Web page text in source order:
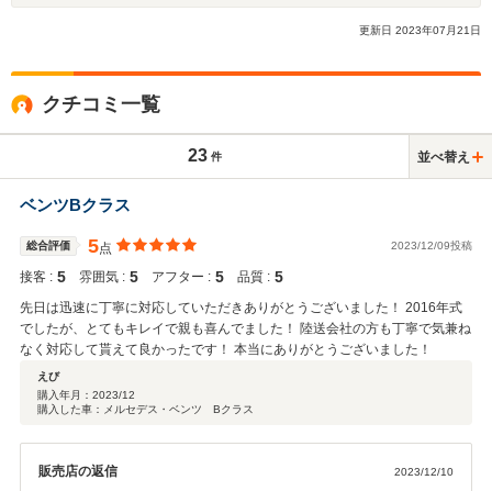
更新日 2023年07 月21 日
クチコミ一覧
23 件 並べ替え
ベンツBクラス
総合評価 5点 2023/12/09投稿
接客 : 5 雰囲気 : 5 アフター : 5 品質 : 5
先日は迅速に丁寧に対応していただきありがとうございました！ 2016年式
でしたが、とてもキレイで親も喜んでました！ 陸送会社の方も丁寧で気兼ね
なく対応して貰えて良かったです！ 本当にありがとうございました！
えび
購入年月： 2023/12
購入した車：メルセデス・ベンツ Bクラス
販売店の返信 2023/12/10